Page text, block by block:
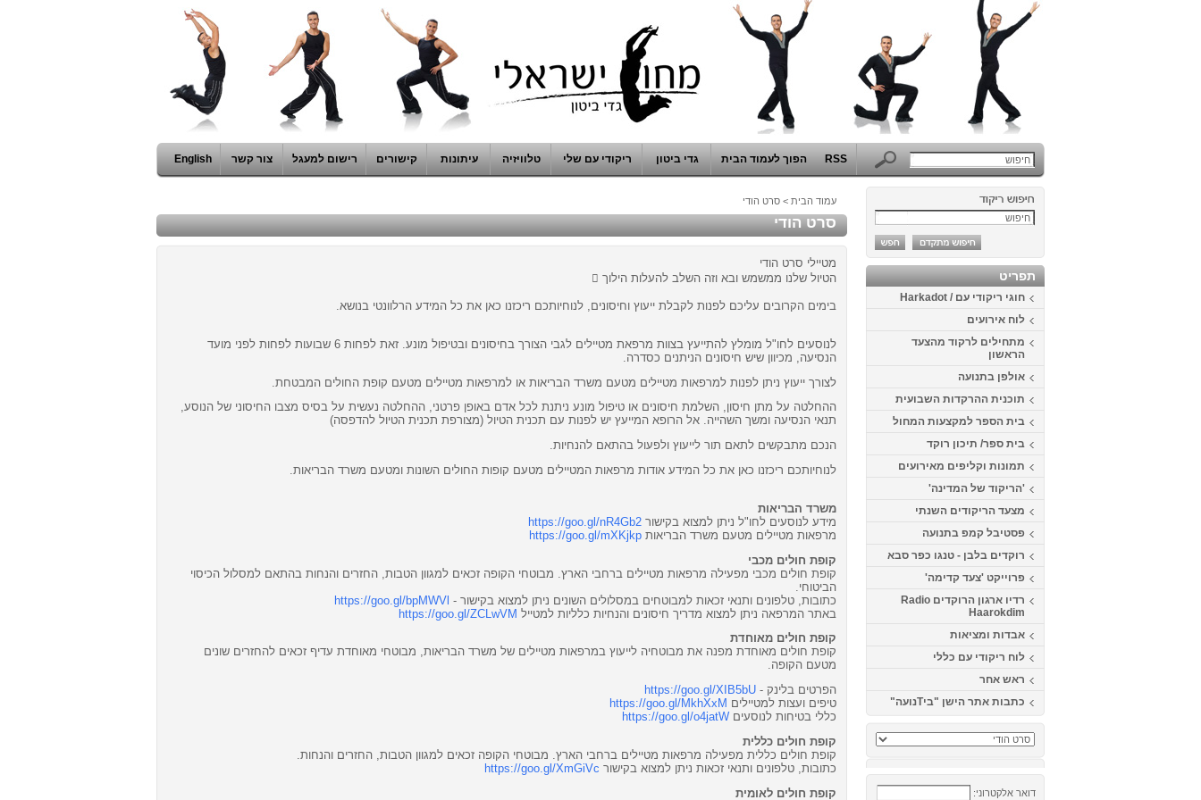
RSS הפוך לעמוד הבית גדי ביטון ריקודי עם שלי טלוויזיה עיתונות קישורים רישום למעגל צור קשר English
תפריט
חוגי ריקודי עם / Harkadot
לוח אירועים
מתחילים לרקוד מהצעד
הראשון
אולפן בתנועה
תוכנית ההרקדות השבועית
בית הספר למקצעות המחול
בית ספר/ תיכון רוקד
תמונות וקליפים מאירועים
'הריקוד של המדינה'
מצעד הריקודים השנתי
פסטיבל קמפ בתנועה
רוקדים בלבן - טנגו כפר סבא
פרוייקט 'צעד קדימה'
רדיו ארגון הרוקדים Radio
Haarokdim
אבדות ומציאות
לוח ריקודי עם כללי
ראש אחר
כתבות אתר הישן "ביTנועה"
דואר אלקטרוני:
עמוד הבית > סרט הודי
סרט הודי
מטיילי סרט הודי
הטיול שלנו ממשמש ובא וזה השלב להעלות הילוך 
בימים הקרובים עליכם לפנות לקבלת ייעוץ וחיסונים, לנוחיותכם ריכזנו כאן את כל המידע הרלוונטי בנושא.
לנוסעים לחו"ל מומלץ להתייעץ בצוות מרפאת מטיילים לגבי הצורך בחיסונים ובטיפול מונע. זאת לפחות 6 שבועות לפחות לפני מועד
הנסיעה, מכיוון שיש חיסונים הניתנים כסדרה.
לצורך ייעוץ ניתן לפנות למרפאות מטיילים מטעם משרד הבריאות או למרפאות מטיילים מטעם קופת החולים המבטחת.
ההחלטה על מתן חיסון, השלמת חיסונים או טיפול מונע ניתנת לכל אדם באופן פרטני, ההחלטה נעשית על בסיס מצבו החיסוני של הנוסע,
תנאי הנסיעה ומשך השהייה. אל הרופא המייעץ יש לפנות עם תכנית הטיול (מצורפת תכנית הטיול להדפסה)
הנכם מתבקשים לתאם תור לייעוץ ולפעול בהתאם להנחיות.
לנוחיותכם ריכזנו כאן את כל המידע אודות מרפאות המטיילים מטעם קופות החולים השונות ומטעם משרד הבריאות.
משרד הבריאות
מידע לנוסעים לחו"ל ניתן למצוא בקישור https://goo.gl/nR4Gb2
מרפאות מטיילים מטעם משרד הבריאות https://goo.gl/mXKjkp
קופת חולים מכבי
קופת חולים מכבי מפעילה מרפאות מטיילים ברחבי הארץ. מבוטחי הקופה זכאים למגוון הטבות, החזרים והנחות בהתאם למסלול הכיסוי
הביטוחי.
כתובות, טלפונים ותנאי זכאות למבוטחים במסלולים השונים ניתן למצוא בקישור - https://goo.gl/bpMWVl
באתר המרפאה ניתן למצוא מדריך חיסונים והנחיות כלליות למטייל https://goo.gl/ZCLwVM
קופת חולים מאוחדת
קופת חולים מאוחדת מפנה את מבוטחיה לייעוץ במרפאות מטיילים של משרד הבריאות, מבוטחי מאוחדת עדיף זכאים להחזרים שונים
מטעם הקופה.
הפרטים בלינק - https://goo.gl/XIB5bU
טיפים ועצות למטיילים https://goo.gl/MkhXxM
כללי בטיחות לנוסעים https://goo.gl/o4jatW
קופת חולים כללית
קופת חולים כללית מפעילה מרפאות מטיילים ברחבי הארץ. מבוטחי הקופה זכאים למגוון הטבות, החזרים והנחות.
כתובות, טלפונים ותנאי זכאות ניתן למצוא בקישור https://goo.gl/XmGiVc
קופת חולים לאומית